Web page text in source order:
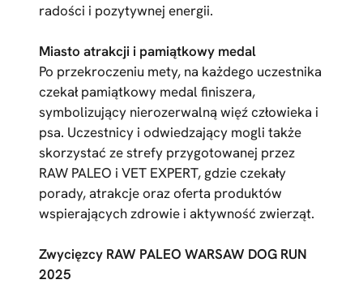
radości i pozytywnej energii.
Miasto atrakcji i pamiątkowy medal
Po przekroczeniu mety, na każdego uczestnika
czekał pamiątkowy medal finiszera,
symbolizujący nierozerwalną więź człowieka i
psa. Uczestnicy i odwiedzający mogli także
skorzystać ze strefy przygotowanej przez
RAW PALEO i VET EXPERT, gdzie czekały
porady, atrakcje oraz oferta produktów
wspierających zdrowie i aktywność zwierząt.
Zwycięzcy RAW PALEO WARSAW DOG RUN
2025